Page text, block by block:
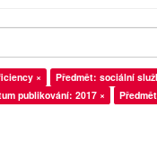
× Předmět: sociální
publikování: 2017 ×